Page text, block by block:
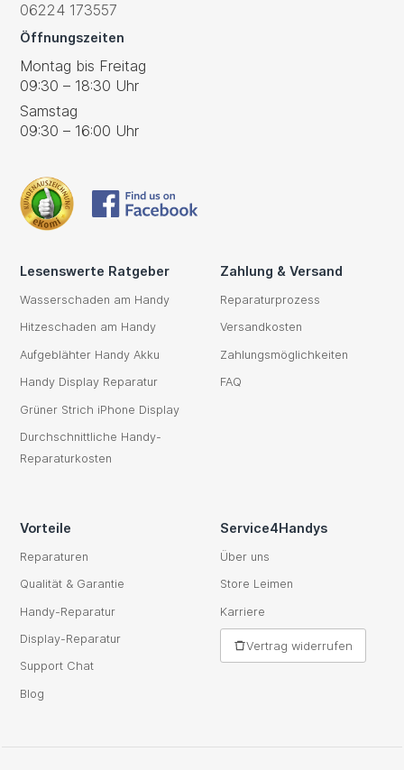
06224 173557
Öffnungszeiten
Montag bis Freitag
09:30 – 18:30 Uhr
Samstag
09:30 – 16:00 Uhr
Lesenswerte Ratgeber
Wasserschaden am Handy
Hitzeschaden am Handy
Aufgeblähter Handy Akku
Handy Display Reparatur
Grüner Strich iPhone Display
Durchschnittliche Handy-
Reparaturkosten
Zahlung & Versand
Reparaturprozess
Versandkosten
Zahlungsmöglichkeiten
FAQ
Vorteile
Reparaturen
Qualität & Garantie
Handy-Reparatur
Display-Reparatur
Support Chat
Blog
Service4Handys
Über uns
Store Leimen
Karriere
Vertrag widerrufen